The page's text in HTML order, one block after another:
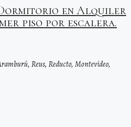
en Alquiler
piso por escalera.
Reus, Reducto, Montevideo,